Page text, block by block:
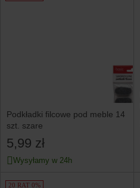
Podkładki filcowe pod meble 14
szt. szare
5,99 zł
Wysyłamy w 24h
20 RAT 0%